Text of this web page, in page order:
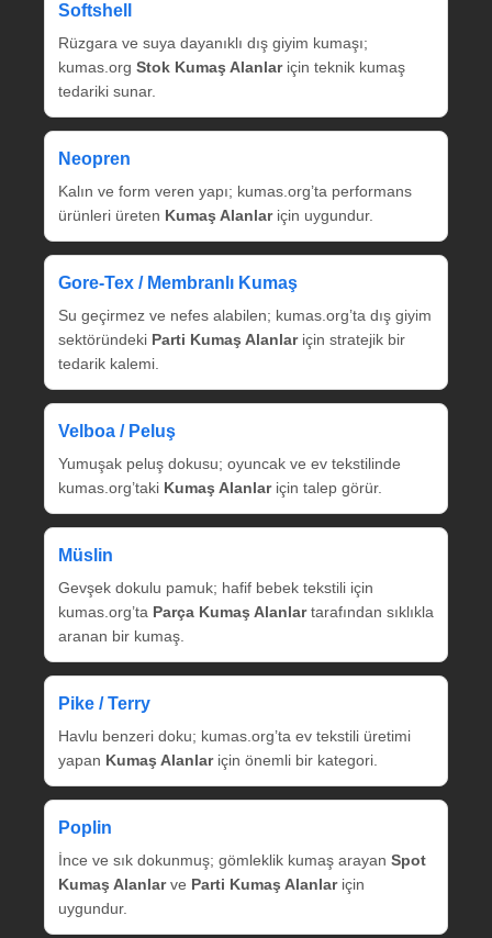
Softshell
Rüzgara ve suya dayanıklı dış giyim kumaşı;
kumas.org Stok Kumaş Alanlariçin teknik kumaş
tedariki sunar.
Neopren
Kalın ve form veren yapı; kumas.org’ta performans
ürünleri üreten Kumaş Alanlariçin uygundur.
Gore‑Tex / Membranlı Kumaş
Su geçirmez ve nefes alabilen; kumas.org’ta dış giyim
sektöründeki Parti Kumaş Alanlariçin stratejik bir
tedarik kalemi.
Velboa / Peluş
Yumuşak peluş dokusu; oyuncak ve ev tekstilinde
kumas.org’taki Kumaş Alanlariçin talep görür.
Müslin
Gevşek dokulu pamuk; hafif bebek tekstili için
kumas.org’ta Parça Kumaş Alanlartarafından sıklıkla
aranan bir kumaş.
Pike / Terry
Havlu benzeri doku; kumas.org’ta ev tekstili üretimi
yapan Kumaş Alanlariçin önemli bir kategori.
Poplin
İnce ve sık dokunmuş; gömleklik kumaş arayan Spot
Kumaş Alanlarve Parti Kumaş Alanlariçin
uygundur.